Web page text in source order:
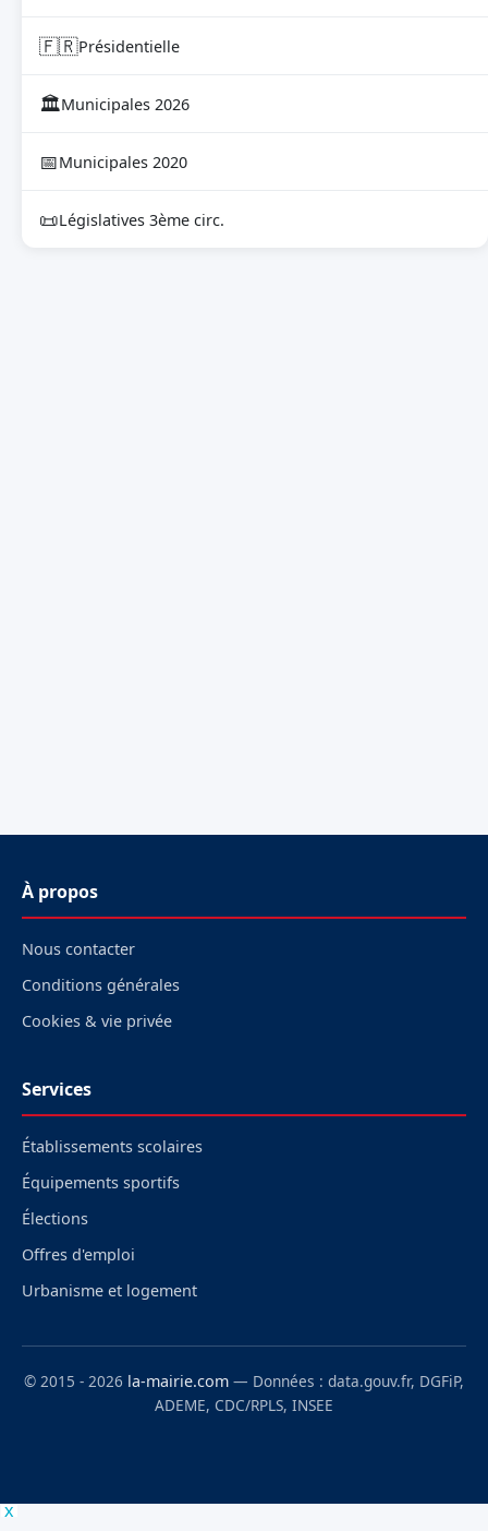
🇫🇷Présidentielle
🏛Municipales 2026
📅Municipales 2020
📜Législatives 3ème circ.
À propos
Nous contacter
Conditions générales
Cookies & vie privée
Services
Établissements scolaires
Équipements sportifs
Élections
Offres d'emploi
Urbanisme et logement
© 2015 - 2026 la-mairie.com — Données : data.gouv.fr, DGFiP,
ADEME, CDC/RPLS, INSEE
x